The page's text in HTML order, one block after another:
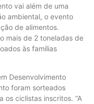
vai além de uma
ambiental, o evento
de alimentos.
mais de 2 toneladas de
às famílias
Desenvolvimento
foram sorteados
os ciclistas inscritos. “A